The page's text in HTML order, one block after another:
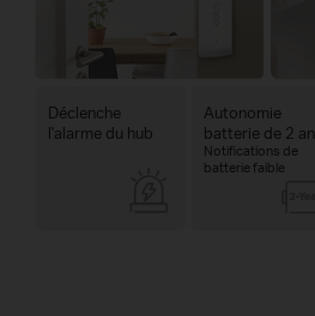
Déclenche
l'alarme du hub
Autonomie
batterie de 2
Notifications de
batterie faible